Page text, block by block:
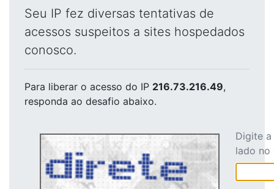
Seu IP fez diversas tentativas de
acessos suspeitos a sites hospedados
conosco.
Para liberar o acesso do IP 216.73.216.49,
responda ao desafio abaixo.
Digite
lado no